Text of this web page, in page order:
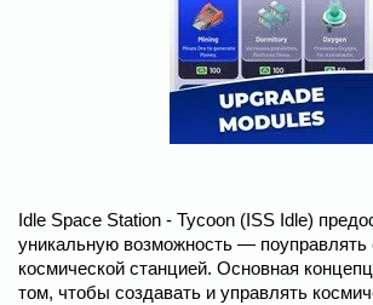
Idle Space Station - Tycoon (ISS Idle)
уникальную возможность —
космической станцией. Основная
том, чтобы создавать и управлять